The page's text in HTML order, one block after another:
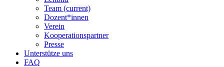
Team (current)
Dozent*innen
Verein
Kooperationspartner
Presse
Unterstütze uns
FAQ